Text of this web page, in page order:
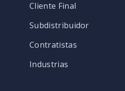
Cliente Final
Subdistribuidor
Contratistas
Industrias